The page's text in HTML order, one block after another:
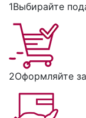
1Выбирайте
2Оформляйте